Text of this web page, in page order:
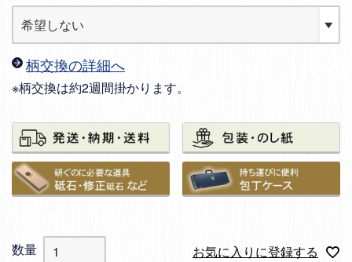
柄交換の詳細へ
※柄交換は約2週間掛かります。
お気に入りに登録する